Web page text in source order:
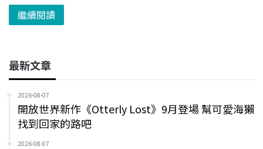
繼續閱讀
最新文章
2026-08-07
開放世界新作《Otterly Lost》9月登場 幫可愛海獺
找到回家的路吧
2026-08-07